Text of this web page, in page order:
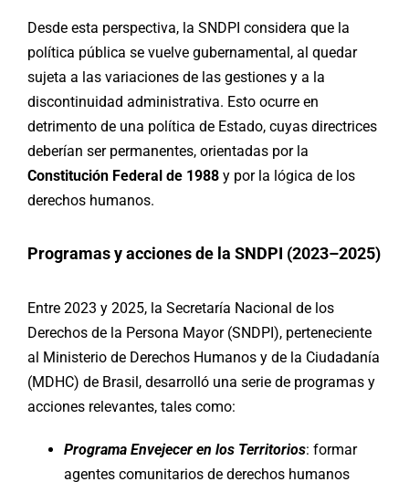
Desde esta perspectiva, la SNDPI considera que la
política pública se vuelve gubernamental, al quedar
sujeta a las variaciones de las gestiones y a la
discontinuidad administrativa. Esto ocurre en
detrimento de una política de Estado, cuyas directrices
deberían ser permanentes, orientadas por la
Constitución Federal de 1988 y por la lógica de los
derechos humanos.
Programas y acciones de la SNDPI (2023–2025)
Entre 2023 y 2025, la Secretaría Nacional de los
Derechos de la Persona Mayor (SNDPI), perteneciente
al Ministerio de Derechos Humanos y de la Ciudadanía
(MDHC) de Brasil, desarrolló una serie de programas y
acciones relevantes, tales como:
Programa Envejecer en los Territorios: formar
agentes comunitarios de derechos humanos